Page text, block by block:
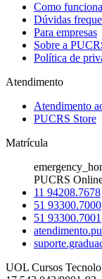
Como funciona
Dúvidas
Para empresas
Sobre a
Política de
Atendimento
Atendimento
PUCRS Store
Matrícula
PUCRS
11 94208.7678
51 93300.7000
51 93300.7001
UOL Cursos